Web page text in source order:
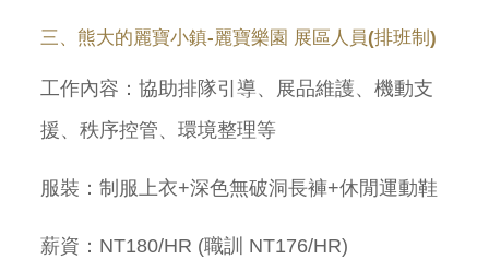
三、熊大的麗寶小鎮-麗寶樂園 展區人員(排班制)
工作內容：協助排隊引導、展品維護、機動支
援、秩序控管、環境整理等
服裝：制服上衣+深色無破洞長褲+休閒運動鞋
薪資：NT180/HR (職訓 NT176/HR)